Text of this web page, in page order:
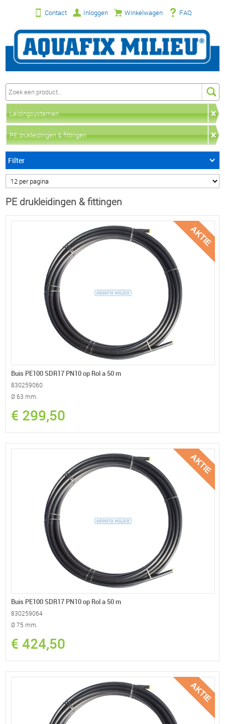
Contact Inloggen Winkelwagen FAQ
Leidingsystemen
PE drukleidingen & fittingen
Filter
PE drukleidingen & fittingen
Buis PE100 SDR17 PN10 op Rol a 50 m
830259060
Ø 63 mm.
€ 299,50
Buis PE100 SDR17 PN10 op Rol a 50 m
830259064
Ø 75 mm.
€ 424,50